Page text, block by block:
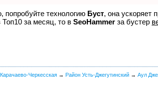
попробуйте технологию Буст, она ускоряет
за месяц, то в SeoHammer за бустер
Черкесская → Район Усть-Джегутинский → Аул